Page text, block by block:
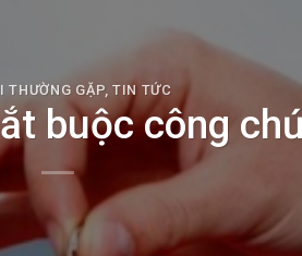
THƯỜNG GẶP,TIN TỨC
buộc công